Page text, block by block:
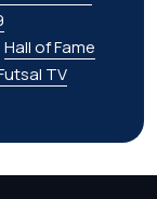
Hall of Fame
TV